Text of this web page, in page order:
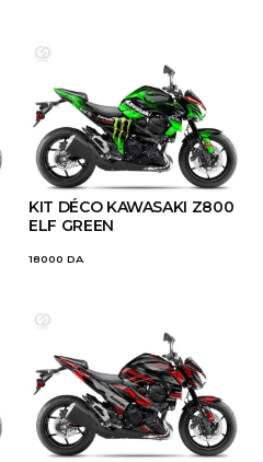
KIT DÉCO KAWASAKI Z800
ELF GREEN
18000 DA